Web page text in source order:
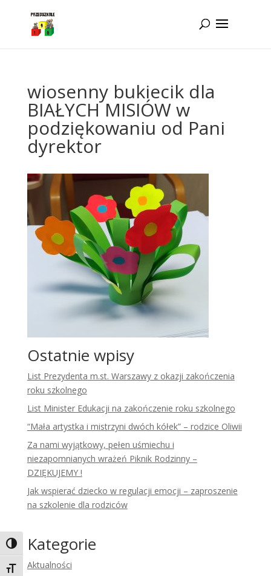
Toggle High Contrast
Toggle Font size
wiosenny bukiecik dla
BIAŁYCH MISIÓW w
podziękowaniu od Pani
dyrektor
Ostatnie wpisy
List Prezydenta m.st. Warszawy z okazji zakończenia
roku szkolnego
List Minister Edukacji na zakończenie roku szkolnego
“Mała artystka i mistrzyni dwóch kółek” – rodzice Oliwii
Za nami wyjątkowy, pełen uśmiechu i
niezapomnianych wrażeń Piknik Rodzinny –
DZIĘKUJEMY !
Jak wspierać dziecko w regulacji emocji – zaproszenie
na szkolenie dla rodziców
Kategorie
Aktualności